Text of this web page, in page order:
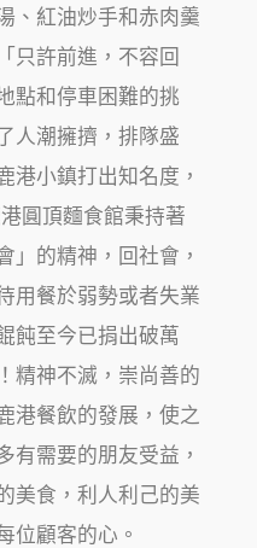
、紅油炒手和赤肉羹
只許前進，不容回
點和停車困難的挑
人潮擁擠，排隊盛
港小鎮打出知名度，
圓頂麵食館秉持著
」的精神，回社會，
用餐於弱勢或者失業
飩至今已捐出破萬
精神不滅，崇尚善的
港餐飲的發展，使之
有需要的朋友受益，
美食，利人利己的美
位顧客的心。